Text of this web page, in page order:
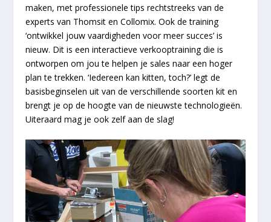
maken, met professionele tips rechtstreeks van de
experts van Thomsit en Collomix. Ook de training
‘ontwikkel jouw vaardigheden voor meer succes’ is
nieuw. Dit is een interactieve verkooptraining die is
ontworpen om jou te helpen je sales naar een hoger
plan te trekken. ‘Iedereen kan kitten, toch?’ legt de
basisbeginselen uit van de verschillende soorten kit en
brengt je op de hoogte van de nieuwste technologieën.
Uiteraard mag je ook zelf aan de slag!